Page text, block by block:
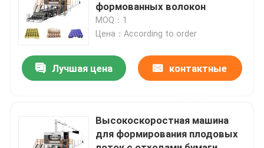
Отправить запрос
Отлитая в форму машина пульпы
Машина прессформы пульпы багассы
формованных волокон
MOQ：1
Цена：According to order
Лучшая цена контактные
Высокоскоростная машина
для формирования плодовых